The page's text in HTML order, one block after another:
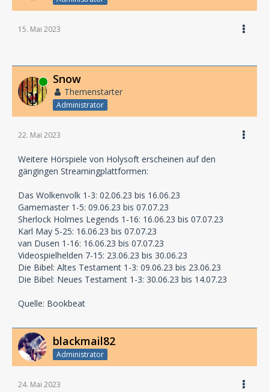
15. Mai 2023
Online Snow
Themenstarter
Administrator
22. Mai 2023
Weitere Hörspiele von Holysoft erscheinen auf den
gängingen Streamingplattformen:
Das Wolkenvolk 1-3: 02.06.23 bis 16.06.23
Gamemaster 1-5: 09.06.23 bis 07.07.23
Sherlock Holmes Legends 1-16: 16.06.23 bis 07.07.23
Karl May 5-25: 16.06.23 bis 07.07.23
van Dusen 1-16: 16.06.23 bis 07.07.23
Videospielhelden 7-15: 23.06.23 bis 30.06.23
Die Bibel: Altes Testament 1-3: 09.06.23 bis 23.06.23
Die Bibel: Neues Testament 1-3: 30.06.23 bis 14.07.23
Quelle: Bookbeat
blackmail82
Administrator
24. Mai 2023